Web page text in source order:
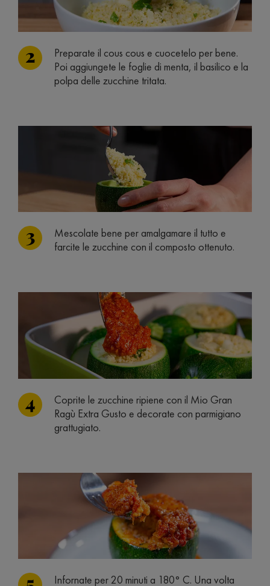
Preparate il cous cous e cuocetelo per bene.
Poi aggiungete le foglie di menta, il basilico e la
polpa delle zucchine tritata.
Mescolate bene per amalgamare il tutto e
farcite le zucchine con il composto ottenuto.
Coprite le zucchine ripiene con il Mio Gran
Ragù Extra Gusto e decorate con parmigiano
grattugiato.
Infornate per 20 minuti a 180° C. Una volta